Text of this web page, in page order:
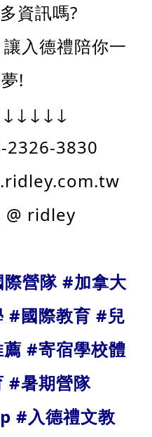
資訊嗎?
入德禮陪你一
!
2326-3830
@ ridley
營隊 #加拿大
#國際教育 #兒
#寄宿學校體
#暑期營隊
#入德禮文教